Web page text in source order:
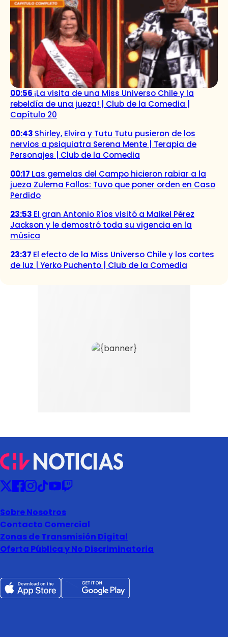
00:56 ¡La visita de una Miss Universo Chile y la
rebeldía de una jueza! | Club de la Comedia |
Capítulo 20
00:43 Shirley, Elvira y Tutu Tutu pusieron de los
nervios a psiquiatra Serena Mente | Terapia de
Personajes | Club de la Comedia
00:17 Las gemelas del Campo hicieron rabiar a la
jueza Zulema Fallos: Tuvo que poner orden en Caso
Perdido
23:53 El gran Antonio Ríos visitó a Maikel Pérez
Jackson y le demostró toda su vigencia en la
música
23:37 El efecto de la Miss Universo Chile y los cortes
de luz | Yerko Puchento | Club de la Comedia
Sobre Nosotros
Contacto Comercial
Zonas de Transmisión Digital
Oferta Pública y No Discriminatoria